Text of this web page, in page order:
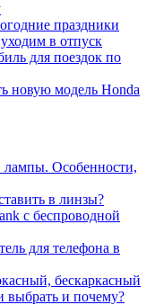
праздники
в отпуск
для поездок по
новую модель Honda
Особенности,
в линзы?
с беспроводной
для телефона в
бескаркасный
выбрать и почему?